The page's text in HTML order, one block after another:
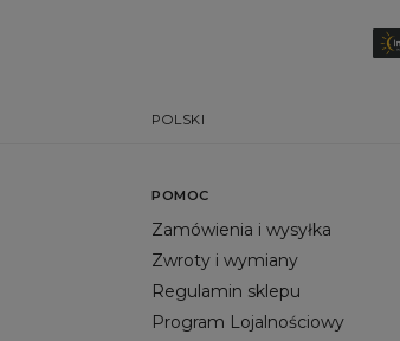
POLSKI
POMOC
Zamówienia i wysyłka
Zwroty i wymiany
Regulamin sklepu
Program Lojalnościowy